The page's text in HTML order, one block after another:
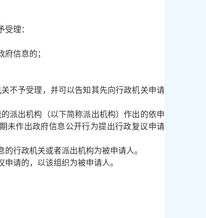
理：
信息的；
不予受理，并可以告知其先向行政机关申请
派出机构（以下简称派出机构）作出的依申
未作出政府信息公开行为提出行政复议申请
行政机关或者派出机构为被申请人。
请的，以该组织为被申请人。